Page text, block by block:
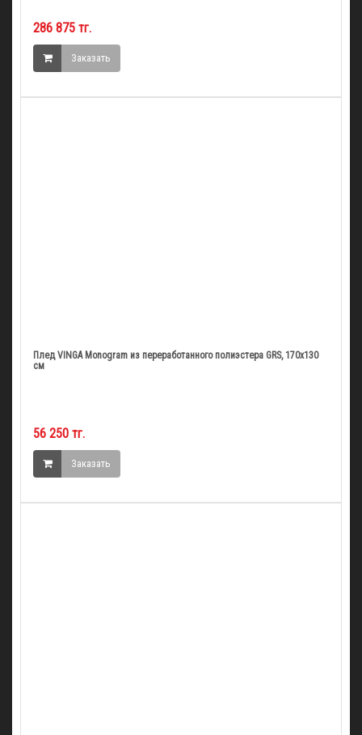
286 875 тг.
Заказать
Плед VINGA Monogram из переработанного полиэстера GRS, 170x130
см
56 250 тг.
Заказать